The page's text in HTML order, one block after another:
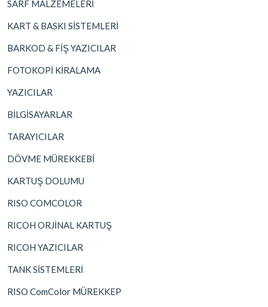
SARF MALZEMELERİ
KART & BASKI SİSTEMLERİ
BARKOD & FİŞ YAZICILAR
FOTOKOPİ KİRALAMA
YAZICILAR
BİLGİSAYARLAR
TARAYICILAR
DÖVME MÜREKKEBİ
KARTUŞ DOLUMU
RISO COMCOLOR
RICOH ORJİNAL KARTUŞ
RICOH YAZICILAR
TANK SİSTEMLERİ
RISO ComColor MÜREKKEP